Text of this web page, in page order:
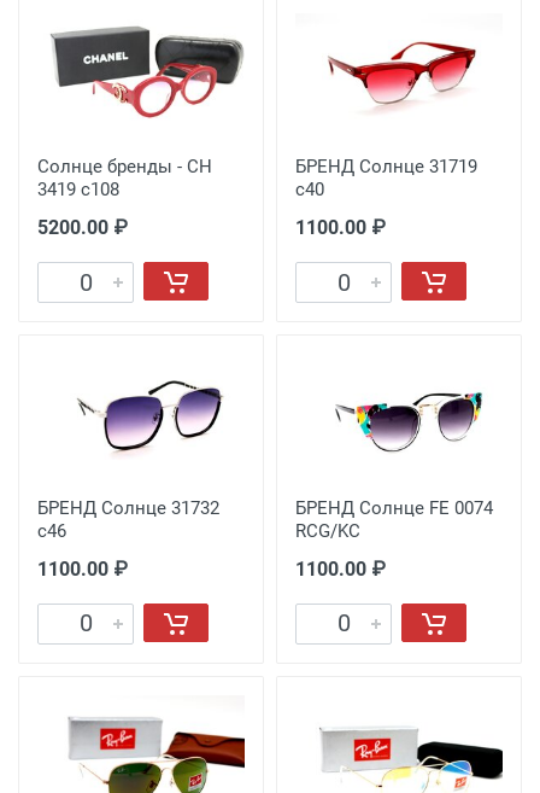
Солнце бренды - CH
3419 с108
5200.00 ₽
БРЕНД Солнце 31719
с40
1100.00 ₽
БРЕНД Солнце 31732
c46
1100.00 ₽
БРЕНД Солнце FE 0074
RCG/KC
1100.00 ₽